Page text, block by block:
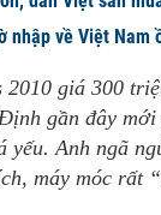
nhập về Việt Nam
2010 giá 300
gần đây
yếu. Anh ngã
máy móc rất